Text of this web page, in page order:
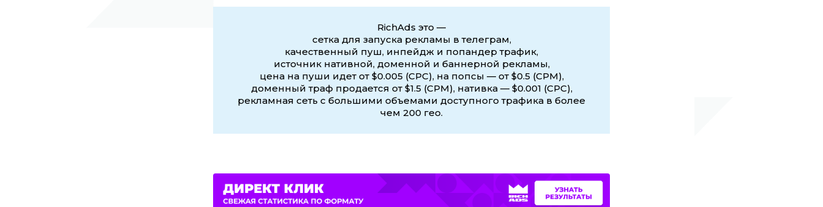
RichAds это —
сетка для запуска рекламы в телеграм,
качественный пуш, инпейдж и попандер трафик,
источник нативной, доменной и баннерной рекламы,
цена на пуши идет от $0.005 (CPC), на попсы — от $0.5 (CPM),
доменный траф продается от $1.5 (CPM), нативка — $0.001 (CPC),
рекламная сеть с большими объемами доступного трафика в более
чем 200 гео.